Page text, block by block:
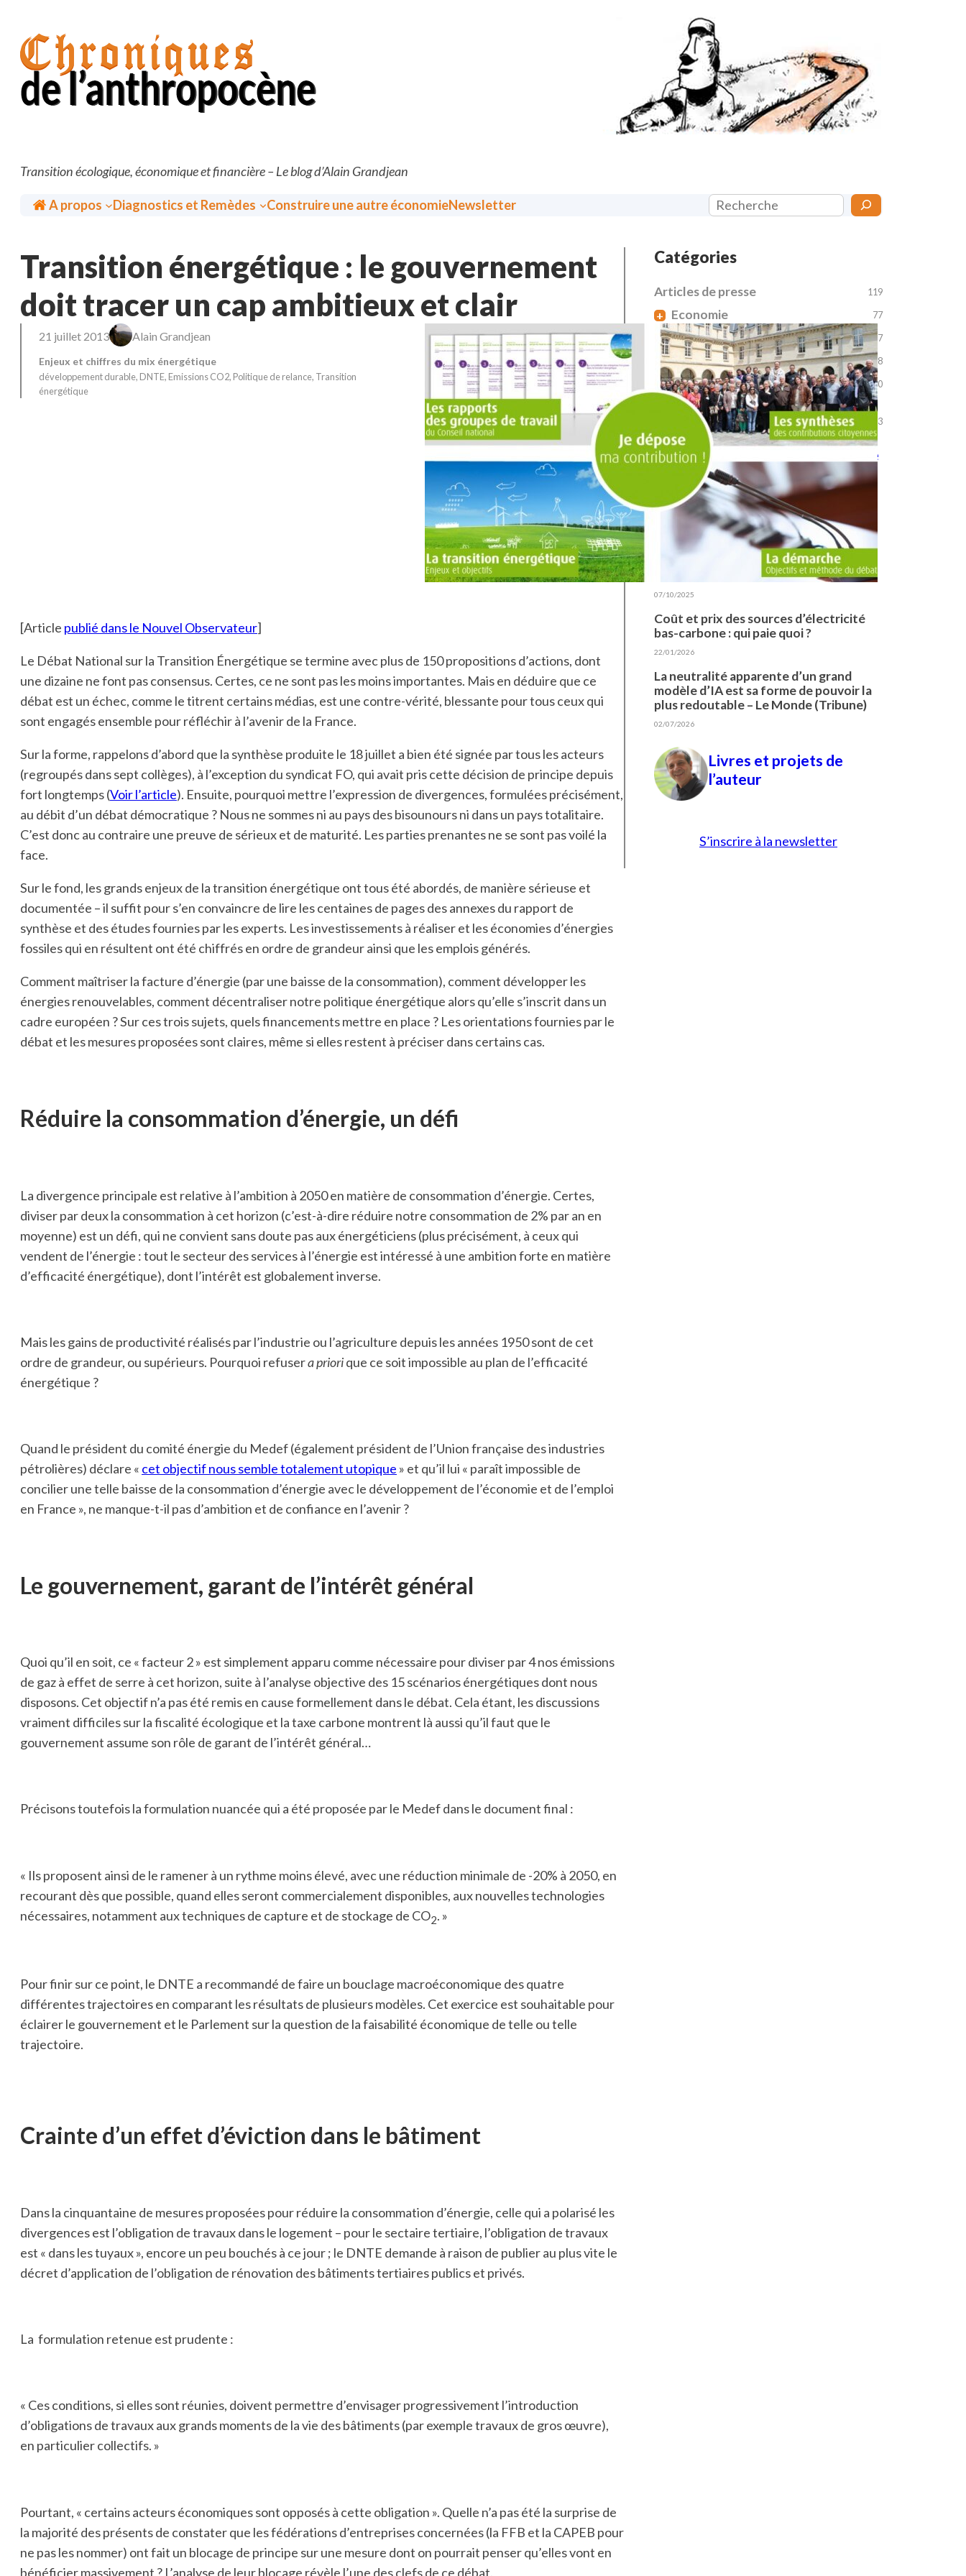
contenu
Transition écologique, économique et financière – Le blog d’Alain Grandjean
Accueil
A propos Diagnostics et Remèdes Construire une autre économieNewsletter Rechercher
Transition énergétique : le gouvernement
doit tracer un cap ambitieux et clair
21 juillet 2013 Alain Grandjean
Enjeux et chiffres du mix énergétique
développement durable, DNTE, Emissions CO2, Politique de relance, Transition
énergétique
[Article publié dans le Nouvel Observateur]
Le Débat National sur la Transition Énergétique se termine avec plus de 150 propositions d’actions, dont
une dizaine ne font pas consensus. Certes, ce ne sont pas les moins importantes. Mais en déduire que ce
débat est un échec, comme le titrent certains médias, est une contre-vérité, blessante pour tous ceux qui
sont engagés ensemble pour réfléchir à l’avenir de la France.
Sur la forme, rappelons d’abord que la synthèse produite le 18 juillet a bien été signée par tous les acteurs
(regroupés dans sept collèges), à l’exception du syndicat FO, qui avait pris cette décision de principe depuis
fort longtemps (Voir l’article). Ensuite, pourquoi mettre l’expression de divergences, formulées précisément,
au débit d’un débat démocratique ? Nous ne sommes ni au pays des bisounours ni dans un pays totalitaire.
C’est donc au contraire une preuve de sérieux et de maturité. Les parties prenantes ne se sont pas voilé la
face.
Sur le fond, les grands enjeux de la transition énergétique ont tous été abordés, de manière sérieuse et
documentée – il suffit pour s’en convaincre de lire les centaines de pages des annexes du rapport de
synthèse et des études fournies par les experts. Les investissements à réaliser et les économies d’énergies
fossiles qui en résultent ont été chiffrés en ordre de grandeur ainsi que les emplois générés.
Comment maîtriser la facture d’énergie (par une baisse de la consommation), comment développer les
énergies renouvelables, comment décentraliser notre politique énergétique alors qu’elle s’inscrit dans un
cadre européen ? Sur ces trois sujets, quels financements mettre en place ? Les orientations fournies par le
débat et les mesures proposées sont claires, même si elles restent à préciser dans certains cas.
Réduire la consommation d’énergie, un défi
La divergence principale est relative à l’ambition à 2050 en matière de consommation d’énergie. Certes,
diviser par deux la consommation à cet horizon (c’est-à-dire réduire notre consommation de 2% par an en
moyenne) est un défi, qui ne convient sans doute pas aux énergéticiens (plus précisément, à ceux qui
vendent de l’énergie : tout le secteur des services à l’énergie est intéressé à une ambition forte en matière
d’efficacité énergétique), dont l’intérêt est globalement inverse.
Mais les gains de productivité réalisés par l’industrie ou l’agriculture depuis les années 1950 sont de cet
ordre de grandeur, ou supérieurs. Pourquoi refusera priorique ce soit impossible au plan de l’efficacité
énergétique ?
Quand le président du comité énergie du Medef (également président de l’Union française des industries
pétrolières) déclare « cet objectif nous semble totalement utopique » et qu’il lui « paraît impossible de
concilier une telle baisse de la consommation d’énergie avec le développement de l’économie et de l’emploi
en France », ne manque-t-il pas d’ambition et de confiance en l’avenir ?
Le gouvernement, garant de l’intérêt général
Quoi qu’il en soit, ce « facteur 2 » est simplement apparu comme nécessaire pour diviser par 4 nos émissions
de gaz à effet de serre à cet horizon, suite à l’analyse objective des 15 scénarios énergétiques dont nous
disposons. Cet objectif n’a pas été remis en cause formellement dans le débat. Cela étant, les discussions
vraiment difficiles sur la fiscalité écologique et la taxe carbone montrent là aussi qu’il faut que le
gouvernement assume son rôle de garant de l’intérêt général…
Précisons toutefois la formulation nuancée qui a été proposée par le Medef dans le document final :
« Ils proposent ainsi de le ramener à un rythme moins élevé, avec une réduction minimale de -20% à 2050, en
recourant dès que possible, quand elles seront commercialement disponibles, aux nouvelles technologies
nécessaires, notamment aux techniques de capture et de stockage de CO2. »
Pour finir sur ce point, le DNTE a recommandé de faire un bouclage macroéconomique des quatre
différentes trajectoires en comparant les résultats de plusieurs modèles. Cet exercice est souhaitable pour
éclairer le gouvernement et le Parlement sur la question de la faisabilité économique de telle ou telle
trajectoire.
Crainte d’un effet d’éviction dans le bâtiment
Dans la cinquantaine de mesures proposées pour réduire la consommation d’énergie, celle qui a polarisé les
divergences est l’obligation de travaux dans le logement – pour le sectaire tertiaire, l’obligation de travaux
est « dans les tuyaux », encore un peu bouchés à ce jour ; le DNTE demande à raison de publier au plus vite le
décret d’application de l’obligation de rénovation des bâtiments tertiaires publics et privés.
La formulation retenue est prudente :
« Ces conditions, si elles sont réunies, doivent permettre d’envisager progressivement l’introduction
d’obligations de travaux aux grands moments de la vie des bâtiments (par exemple travaux de gros œuvre),
en particulier collectifs. »
Pourtant, « certains acteurs économiques sont opposés à cette obligation ». Quelle n’a pas été la surprise de
la majorité des présents de constater que les fédérations d’entreprises concernées (la FFB et la CAPEB pour
ne pas les nommer) ont fait un blocage de principe sur une mesure dont on pourrait penser qu’elles vont en
bénéficier massivement ? L’analyse de leur blocage révèle l’une des clefs de ce débat.
Catégories
Articles de presse 119
+ Economie 77
+ Finance 137
+ La chasse aux Dogmes 58
+ Le temps des crises 50
Transition écologique et
énergétique
93
Bibliothèque et papiers de
référence
Les plus lus
Que se passe-t-il en Chine sur le front
de la décarbonation ?
07/10/2025
Coût et prix des sources d’électricité
bas-carbone : qui paie quoi ?
22/01/2026
La neutralité apparente d’un grand
modèle d’IA est sa forme de pouvoir la
plus redoutable – Le Monde (Tribune)
02/07/2026
Livres et projets de
l’auteur
S’inscrire à la newsletter